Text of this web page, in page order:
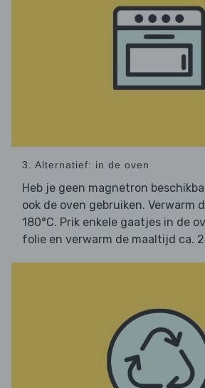
3. Alternatief: in de oven
Heb je geen magnetron
ook de oven gebruiken. Verwarm
180°C. Prik enkele gaatjes in de
folie en verwarm de maaltijd ca.